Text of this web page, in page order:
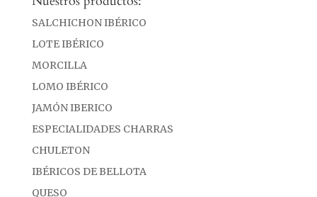
SALCHICHON IBÉRICO
LOTE IBÉRICO
MORCILLA
LOMO IBÉRICO
JAMÓN IBERICO
ESPECIALIDADES CHARRAS
CHULETON
IBÉRICOS DE BELLOTA
QUESO